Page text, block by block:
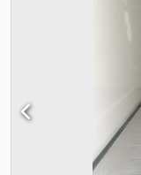
össztömeg 510 kg
méret: 2500 x 1500 x
mm Rakodási
mm multiplex
csúszásmentes,
teljesen hegesztett
manőverező fogantyú
Támasztókerék
csavarozott V-nyak